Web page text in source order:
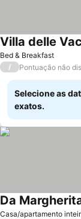
Bed & Breakfast
Villa delle
/ Pontuação não
Selecione as
exatos.
Casa/apartamento
Da